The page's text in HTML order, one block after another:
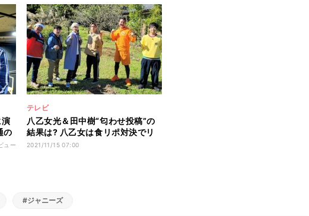
の
ュー
テレビ
八乙女光＆田中樹“匂わせ投稿”の
結果は? 八乙女は食リポ対決でリ
ード
2021/11/15 07:00
#ジャニーズ